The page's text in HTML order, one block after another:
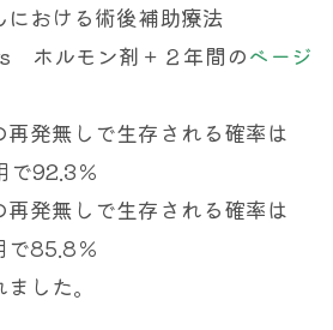
おける術後補助療法
ホルモン剤＋２年間のベージ
再発無しで生存される確率は
で92.3％
再発無しで生存される確率は
で85.8％
した。